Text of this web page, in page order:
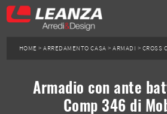
HOME >ARREDAMENTO CASA >ARMADI > CROSS
Armadio con ante
Comp 346 di